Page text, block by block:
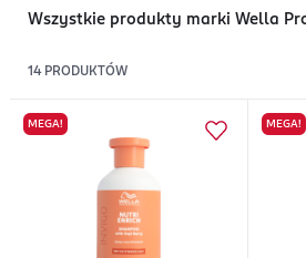
Wszystkie produkty marki Wella
14 PRODUKTÓW
MEGA! MEGA!